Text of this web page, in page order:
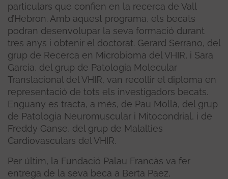
particulars que confien en la recerca de Vall
d’Hebron. Amb aquest programa, els becats
podran desenvolupar la seva formació durant
tres anys i obtenir el doctorat. Gerard Serrano, del
grup de Recerca en Microbioma del VHIR, i Sara
Garcia, del grup de Patologia Molecular
Translacional del VHIR, van recollir el diploma en
representació de tots els investigadors becats.
Enguany es tracta, a més, de Pau Mollà, del grup
de Patologia Neuromuscular i Mitocondrial, i de
Freddy Ganse, del grup de Malalties
Cardiovasculars del VHIR.
Per últim, la Fundació Palau Francàs va fer
entrega de la seva beca a Berta Paez,